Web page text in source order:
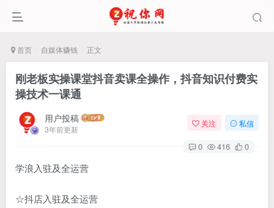
首页 自媒体赚钱 正文
刚老板实操课堂抖音卖课全操作，抖音知识付费实
操技术一课通
用户投稿
3年前更新
关注 私信
0 416 0
学浪入驻及全运营
☆抖店入驻及全运营